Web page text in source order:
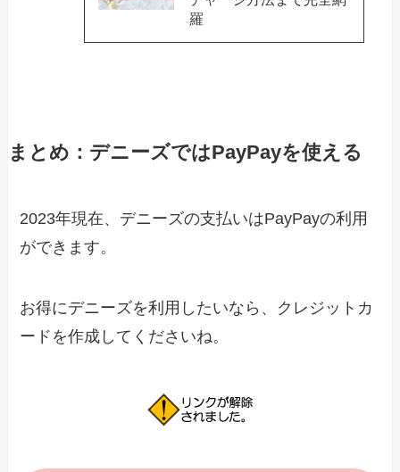
羅
まとめ：デニーズではPayPayを使える
2023年現在、デニーズの支払いはPayPayの利用
ができます。
お得にデニーズを利用したいなら、クレジットカ
ードを作成してくださいね。